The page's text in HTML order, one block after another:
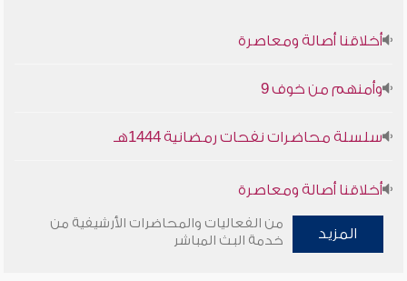
أخلاقنا أصالة ومعاصرة
وأمنهم من خوف 9
سلسلة محاضرات نفحات رمضانية 1444هـ
أخلاقنا أصالة ومعاصرة
وأمنهم من خوف 9
المزيد
من الفعاليات والمحاضرات الأرشيفية من
خدمة البث المباشر